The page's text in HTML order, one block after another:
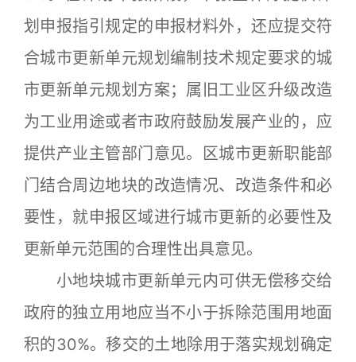
划申报指引规定的申报材料外，还应提交符
合城市更新单元规划编制技术规定要求的城
市更新单元规划方案；属旧工业区升级改造
为工业用途或者市政府鼓励发展产业的，应
提供产业主管部门意见。区城市更新职能部
门结合周边地块的改造情况、改造条件和必
要性，就申报区域进行城市更新的必要性及
更新单元范围的合理性出具意见。
小地块城市更新单元内可供无偿移交给
政府的独立用地应当不小于拆除范围用地面
积的30%。移交的土地除用于落实规划确定